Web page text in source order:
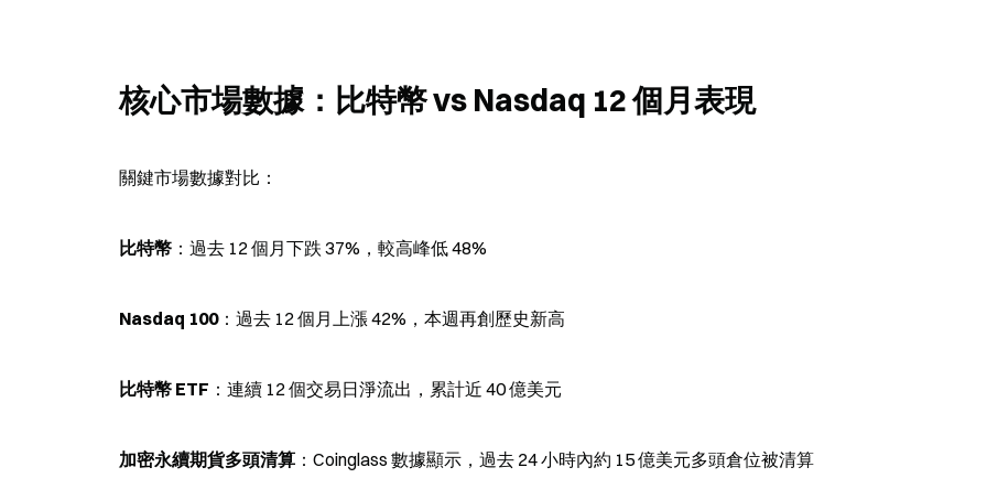
核心市場數據：比特幣 vs Nasdaq 12 個月表現
關鍵市場數據對比：
比特幣 ：過去 12 個月下跌 37%，較高峰低 48%
Nasdaq 100：過去 12 個月上漲 42%，本週再創歷史新高
比特幣 ETF ：連續 12 個交易日淨流出，累計近 40 億美元
加密永續期貨多頭清算 ：Coinglass 數據顯示，過去 24 小時內約 15 億美元多頭倉位被清算